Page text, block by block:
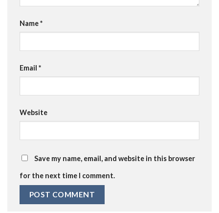
Name*
Email *
Website
Save my name, email, and website in this browser
for the next time I comment.